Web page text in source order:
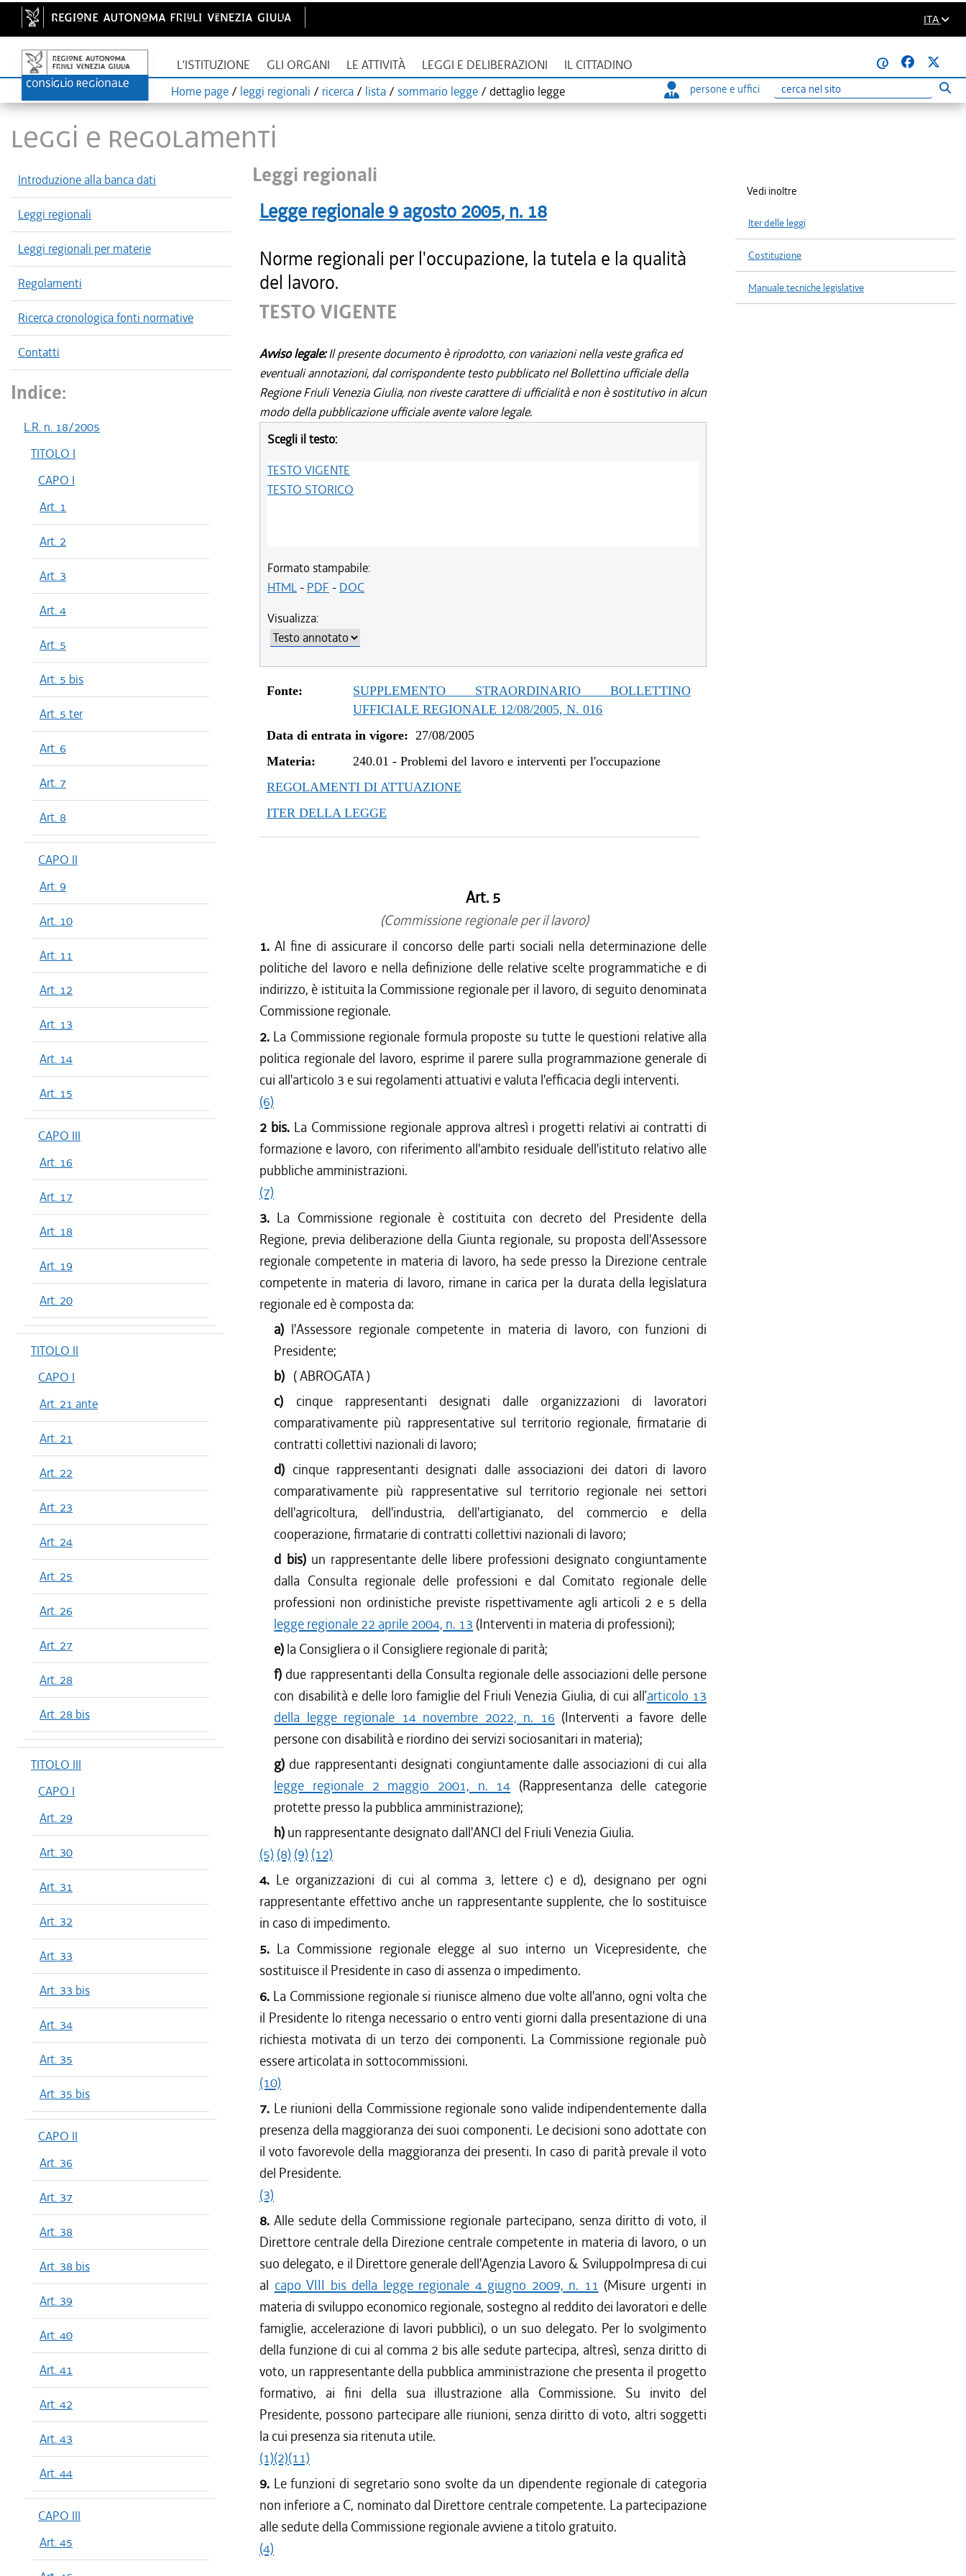
ITA
L'ISTITUZIONE GLI ORGANI LE ATTIVITÀ LEGGI E DELIBERAZIONI IL CITTADINO
@
Home page / leggi regionali / ricerca / lista / sommario legge / dettaglio legge persone e uffici
Ricerca
LEGGI E REGOLAMENTI
Introduzione alla banca dati
Leggi regionali
Leggi regionali per materie
Regolamenti
Ricerca cronologica fonti normative
Contatti
Indice:
L.R. n. 18/2005
TITOLO I
CAPO I
Art. 1
Art. 2
Art. 3
Art. 4
Art. 5
Art. 5 bis
Art. 5 ter
Art. 6
Art. 7
Art. 8
CAPO II
Art. 9
Art. 10
Art. 11
Art. 12
Art. 13
Art. 14
Art. 15
CAPO III
Art. 16
Art. 17
Art. 18
Art. 19
Art. 20
TITOLO II
CAPO I
Art. 21 ante
Art. 21
Art. 22
Art. 23
Art. 24
Art. 25
Art. 26
Art. 27
Art. 28
Art. 28 bis
TITOLO III
CAPO I
Art. 29
Art. 30
Art. 31
Art. 32
Art. 33
Art. 33 bis
Art. 34
Art. 35
Art. 35 bis
CAPO II
Art. 36
Art. 37
Art. 38
Art. 38 bis
Art. 39
Art. 40
Art. 41
Art. 42
Art. 43
Art. 44
CAPO III
Art. 45
Leggi regionali
Legge regionale 9 agosto 2005, n. 18
Norme regionali per l'occupazione, la tutela e la qualità
del lavoro.
TESTO VIGENTE
Avviso legale:Il presente documento è riprodotto, con variazioni nella veste grafica ed
eventuali annotazioni, dal corrispondente testo pubblicato nel Bollettino ufficiale della
Regione Friuli Venezia Giulia, non riveste carattere di ufficialità e non è sostitutivo in alcun
modo della pubblicazione ufficiale avente valore legale.
Scegli il testo:
TESTO VIGENTE
TESTO STORICO
Formato stampabile:
HTML- PDF - DOC
Visualizza:
Fonte:
SUPPLEMENTO STRAORDINARIO BOLLETTINO
UFFICIALE REGIONALE 12/08/2005, N. 016
Data di entrata in vigore: 27/08/2005
Materia:
240.01 -Problemi del lavoro e interventi per l'occupazione
REGOLAMENTI DI ATTUAZIONE
ITER DELLA LEGGE
Art. 5
(Commissione regionale per il lavoro)
1. Al fine di assicurare il concorso delle parti sociali nella determinazione delle
politiche del lavoro e nella definizione delle relative scelte programmatiche e di
indirizzo, è istituita la Commissione regionale per il lavoro, di seguito denominata
Commissione regionale.
2. La Commissione regionale formula proposte su tutte le questioni relative alla
politica regionale del lavoro, esprime il parere sulla programmazione generale di
cui all'articolo 3 e sui regolamenti attuativi e valuta l'efficacia degli interventi.
(6)
2 bis. La Commissione regionale approva altresì i progetti relativi ai contratti di
formazione e lavoro, con riferimento all'ambito residuale dell'istituto relativo alle
pubbliche amministrazioni.
(7)
3. La Commissione regionale è costituita con decreto del Presidente della
Regione, previa deliberazione della Giunta regionale, su proposta dell'Assessore
regionale competente in materia di lavoro, ha sede presso la Direzione centrale
competente in materia di lavoro, rimane in carica per la durata della legislatura
regionale ed è composta da:
a) l'Assessore regionale competente in materia di lavoro, con funzioni di
Presidente;
b) ( ABROGATA )
c) cinque rappresentanti designati dalle organizzazioni di lavoratori
comparativamente più rappresentative sul territorio regionale, firmatarie di
contratti collettivi nazionali di lavoro;
d) cinque rappresentanti designati dalle associazioni dei datori di lavoro
comparativamente più rappresentative sul territorio regionale nei settori
dell'agricoltura, dell'industria, dell'artigianato, del commercio e della
cooperazione, firmatarie di contratti collettivi nazionali di lavoro;
d bis) un rappresentante delle libere professioni designato congiuntamente
dalla Consulta regionale delle professioni e dal Comitato regionale delle
professioni non ordinistiche previste rispettivamente agli articoli 2 e 5 della
legge regionale 22 aprile 2004, n. 13 (Interventi in materia di professioni);
e) la Consigliera o il Consigliere regionale di parità;
f) due rappresentanti della Consulta regionale delle associazioni delle persone
con disabilità e delle loro famiglie del Friuli Venezia Giulia, di cui all’articolo 13
della legge regionale 14 novembre 2022, n. 16 (Interventi a favore delle
persone con disabilità e riordino dei servizi sociosanitari in materia);
g) due rappresentanti designati congiuntamente dalle associazioni di cui alla
legge regionale 2 maggio 2001, n. 14 (Rappresentanza delle categorie
protette presso la pubblica amministrazione);
h) un rappresentante designato dall'ANCI del Friuli Venezia Giulia.
(5) (8) (9) (12)
4. Le organizzazioni di cui al comma 3, lettere c) e d), designano per ogni
rappresentante effettivo anche un rappresentante supplente, che lo sostituisce
in caso di impedimento.
5. La Commissione regionale elegge al suo interno un Vicepresidente, che
sostituisce il Presidente in caso di assenza o impedimento.
6. La Commissione regionale si riunisce almeno due volte all'anno, ogni volta che
il Presidente lo ritenga necessario o entro venti giorni dalla presentazione di una
richiesta motivata di un terzo dei componenti. La Commissione regionale può
essere articolata in sottocommissioni.
(10)
7. Le riunioni della Commissione regionale sono valide indipendentemente dalla
presenza della maggioranza dei suoi componenti. Le decisioni sono adottate con
il voto favorevole della maggioranza dei presenti. In caso di parità prevale il voto
del Presidente.
(3)
8.Alle sedute della Commissione regionale partecipano, senza diritto di voto, il
Direttore centrale della Direzione centrale competente in materia di lavoro, o un
suo delegato, e il Direttore generale dell'Agenzia Lavoro & SviluppoImpresa di cui
al capo VIII bis della legge regionale 4 giugno 2009, n. 11 (Misure urgenti in
materia di sviluppo economico regionale, sostegno al reddito dei lavoratori e delle
famiglie, accelerazione di lavori pubblici), o un suo delegato. Per lo svolgimento
della funzione di cui al comma 2 bis alle sedute partecipa, altresì, senza diritto di
voto, un rappresentante della pubblica amministrazione che presenta il progetto
formativo, ai fini della sua illustrazione alla Commissione. Su invito del
Presidente, possono partecipare alle riunioni, senza diritto di voto, altri soggetti
la cui presenza sia ritenuta utile.
(1)(2)(11)
9. Le funzioni di segretario sono svolte da un dipendente regionale di categoria
non inferiore a C, nominato dal Direttore centrale competente. La partecipazione
alle sedute della Commissione regionale avviene a titolo gratuito.
(4)
Vedi inoltre
Iter delle leggi
Costituzione
Manuale tecniche legislative